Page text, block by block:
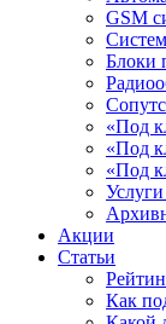
GSM
Блоки
«Под
«Под
«Под
Акции
Статьи
Как